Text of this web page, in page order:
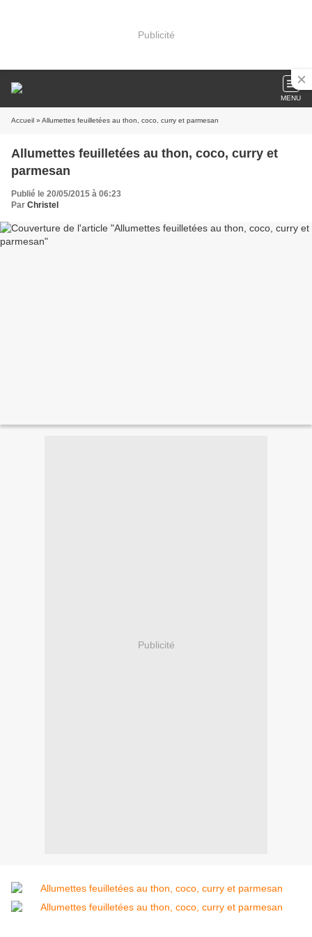
Publicité
MENU
Accueil » Allumettes feuilletées au thon, coco, curry et parmesan
Allumettes feuilletées au thon, coco, curry et
parmesan
Publié le 20/05/2015 à 06:23
Par Christel
Publicité